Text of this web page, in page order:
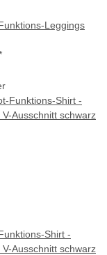
Leggings
Shirt -
V-Ausschnitt schwarz